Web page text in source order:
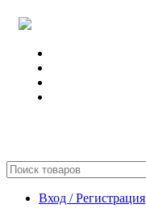
Вход / Регистрация